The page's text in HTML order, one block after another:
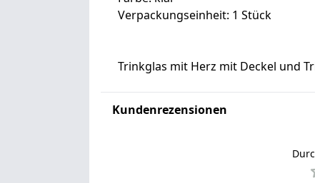
Verpackungseinheit: 1 Stück
Trinkglas mit Herz mit Deckel und
Kundenrezensionen